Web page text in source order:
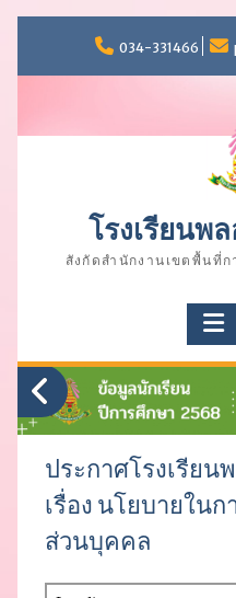
content
034-331466
โรงเรียนพ
สังกัดสำนักงานเขตพื้นที่
ประกาศโรงเรียน
เรื่อง นโยบายใน
ส่วนบุคคล